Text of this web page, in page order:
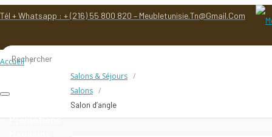
Tél + Whatsapp : + (216) 55 800 820 – Meubletunisie.tn@gmail.com
Toggle
Accueil
Salons & Séjours
Salons
Salon d’angle